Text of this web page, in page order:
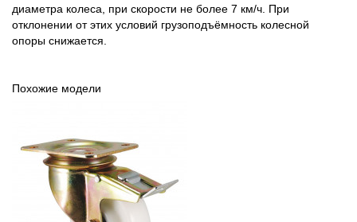
диаметра колеса, при скорости не более 7 км/ч. При
отклонении от этих условий грузоподъёмность колесной
опоры снижается.
Похожие модели